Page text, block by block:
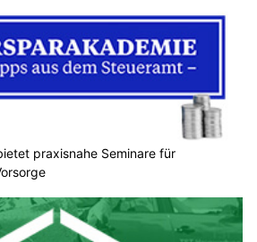
praxisnahe Seminare für